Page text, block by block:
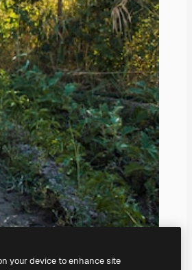
your device to enhance site